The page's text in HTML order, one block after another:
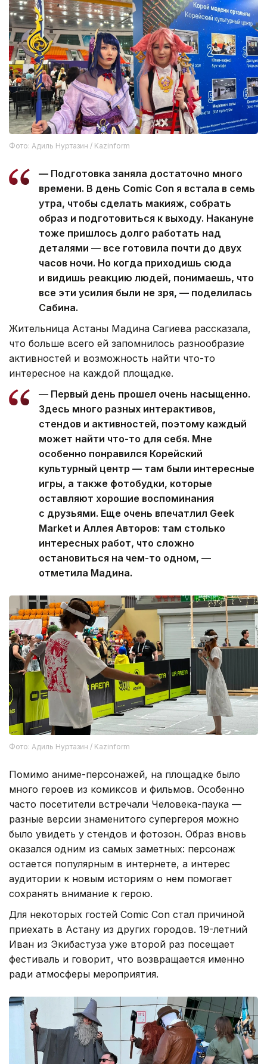
Фото: Адиль Нуртазин / Kazinform
— Подготовка заняла достаточно много
времени. В день Comic Con я встала в семь
утра, чтобы сделать макияж, собрать
образ и подготовиться к выходу. Накануне
тоже пришлось долго работать над
деталями — все готовила почти до двух
часов ночи. Но когда приходишь сюда
и видишь реакцию людей, понимаешь, что
все эти усилия были не зря, — поделилась
Сабина.
Жительница Астаны Мадина Сагиева рассказала,
что больше всего ей запомнилось разнообразие
активностей и возможность найти что-то
интересное на каждой площадке.
— Первый день прошел очень насыщенно.
Здесь много разных интерактивов,
стендов и активностей, поэтому каждый
может найти что-то для себя. Мне
особенно понравился Корейский
культурный центр — там были интересные
игры, а также фотобудки, которые
оставляют хорошие воспоминания
с друзьями. Еще очень впечатлил Geek
Market и Аллея Авторов: там столько
интересных работ, что сложно
остановиться на чем-то одном, —
отметила Мадина.
Фото: Адиль Нуртазин / Kazinform
Помимо аниме-персонажей, на площадке было
много героев из комиксов и фильмов. Особенно
часто посетители встречали Человека-паука —
разные версии знаменитого супергероя можно
было увидеть у стендов и фотозон. Образ вновь
оказался одним из самых заметных: персонаж
остается популярным в интернете, а интерес
аудитории к новым историям о нем помогает
сохранять внимание к герою.
Для некоторых гостей Comic Con стал причиной
приехать в Астану из других городов. 19-летний
Иван из Экибастуза уже второй раз посещает
фестиваль и говорит, что возвращается именно
ради атмосферы мероприятия.